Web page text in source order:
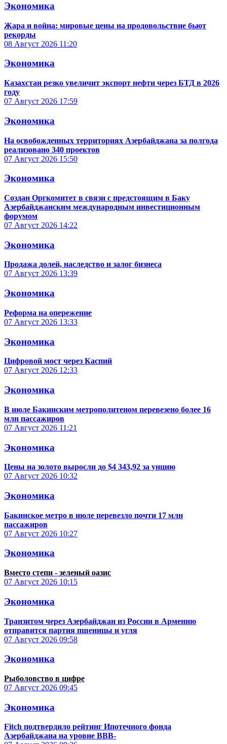
Экономика
Жара и война: мировые цены на продовольствие бьют
рекорды
08 Август 2026 11:20
Экономика
Казахстан резко увеличит экспорт нефти через БТД в 2026
году
07 Август 2026 17:59
Экономика
На освобожденных территориях Азербайджана за полгода
реализовано 340 проектов
07 Август 2026 15:50
Экономика
Создан Оргкомитет в связи с предстоящим в Баку
Азербайджанским международным инвестиционным
форумом
07 Август 2026 14:22
Экономика
Продажа долей, наследство и залог бизнеса
07 Август 2026 13:39
Экономика
Реформа на опережение
07 Август 2026 13:33
Экономика
Цифровой мост через Каспий
07 Август 2026 12:33
Экономика
В июле Бакинским метрополитеном перевезено более 16
млн пассажиров
07 Август 2026 11:21
Экономика
Цены на золото выросли до $4 343,92 за унцию
07 Август 2026 10:32
Экономика
Бакинское метро в июле перевезло почти 17 млн
пассажиров
07 Август 2026 10:27
Экономика
Вместо степи - зеленый оазис
07 Август 2026 10:15
Экономика
Транзитом через Азербайджан из России в Армению
отправится партия пшеницы и угля
07 Август 2026 09:58
Экономика
Рыболовство в цифре
07 Август 2026 09:45
Экономика
Fitch подтвердило рейтинг Ипотечного фонда
Азербайджана на уровне BBB-